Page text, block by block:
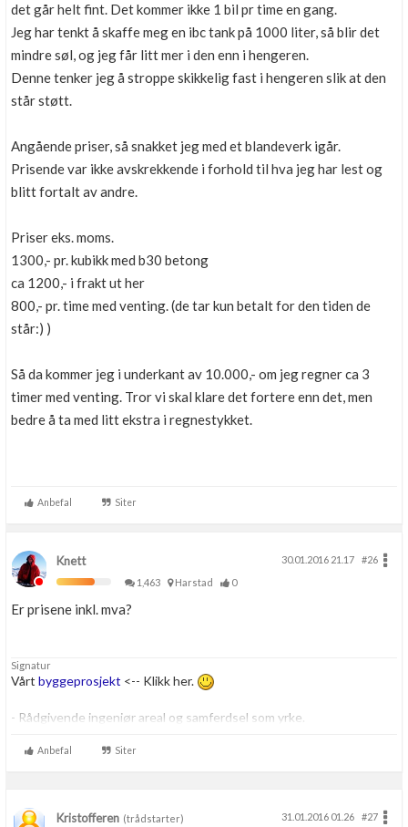
det går helt fint. Det kommer ikke 1 bil pr time en gang.
Jeg har tenkt å skaffe meg en ibc tank på 1000 liter, så blir det
mindre søl, og jeg får litt mer i den enn i hengeren.
Denne tenker jeg å stroppe skikkelig fast i hengeren slik at den
står støtt.
Angående priser, så snakket jeg med et blandeverk igår.
Prisende var ikke avskrekkende i forhold til hva jeg har lest og
blitt fortalt av andre.
Priser eks. moms.
1300,- pr. kubikk med b30 betong
ca 1200,- i frakt ut her
800,- pr. time med venting. (de tar kun betalt for den tiden de
står:) )
Så da kommer jeg i underkant av 10.000,- om jeg regner ca 3
timer med venting. Tror vi skal klare det fortere enn det, men
bedre å ta med litt ekstra i regnestykket.
Anbefal Siter
Knett 30.01.2016 21.17
#26
1,463
Harstad 0
Er prisene inkl. mva?
Signatur
Vårt byggeprosjekt <-- Klikk her.
- Rådgivende ingeniør areal og samferdsel som yrke.
gravefirma sammen med min far.
Anbefal Siter
Kristofferen (trådstarter) 31.01.2016 01.26
#27